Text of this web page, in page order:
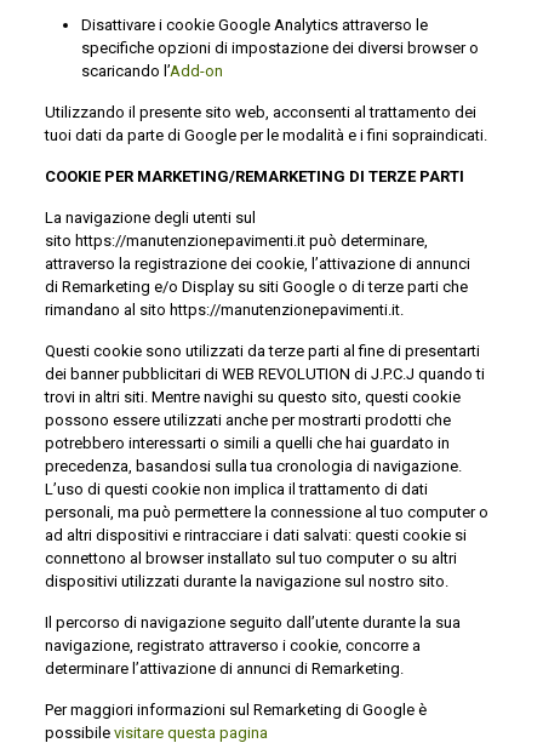
Disattivare i cookie Google Analytics attraverso le
specifiche opzioni di impostazione dei diversi browser o
scaricando l’Add-on
Utilizzando il presente sito web, acconsenti al trattamento dei
tuoi dati da parte di Google per le modalità e i fini sopraindicati.
COOKIE PER MARKETING/REMARKETING DI TERZE PARTI
La navigazione degli utenti sul
sito https://manutenzionepavimenti.it può determinare,
attraverso la registrazione dei cookie, l’attivazione di annunci
di Remarketing e/o Display su siti Google o di terze parti che
rimandano al sito https://manutenzionepavimenti.it.
Questi cookie sono utilizzati da terze parti al fine di presentarti
dei banner pubblicitari di WEB REVOLUTION di J.P.C.J quando ti
trovi in altri siti. Mentre navighi su questo sito, questi cookie
possono essere utilizzati anche per mostrarti prodotti che
potrebbero interessarti o simili a quelli che hai guardato in
precedenza, basandosi sulla tua cronologia di navigazione.
L’uso di questi cookie non implica il trattamento di dati
personali, ma può permettere la connessione al tuo computer o
ad altri dispositivi e rintracciare i dati salvati: questi cookie si
connettono al browser installato sul tuo computer o su altri
dispositivi utilizzati durante la navigazione sul nostro sito.
Il percorso di navigazione seguito dall’utente durante la sua
navigazione, registrato attraverso i cookie, concorre a
determinare l’attivazione di annunci di Remarketing.
Per maggiori informazioni sul Remarketing di Google è
possibile visitare questa pagina